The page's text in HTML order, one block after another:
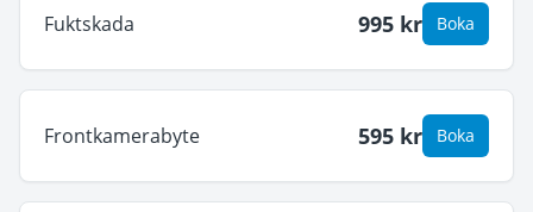
Fuktskada 995 kr Boka
Frontkamerabyte 595 kr Boka